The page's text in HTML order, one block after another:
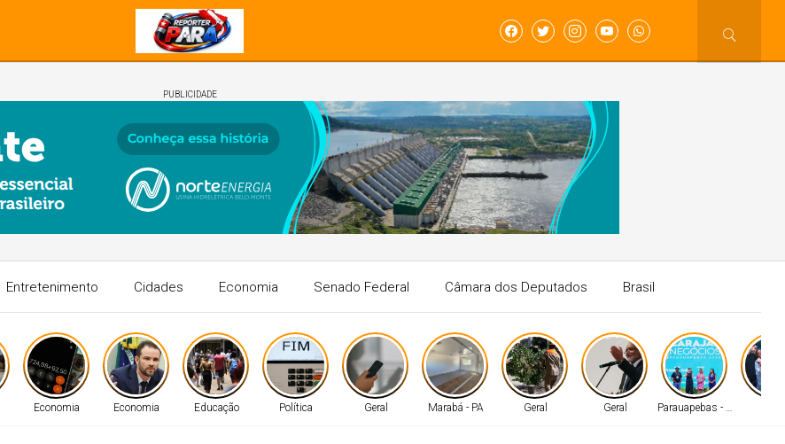
PUBLICIDADE
Entretenimento Cidades Economia Senado Federal Câmara dos Deputados Brasil
Economia Economia Educação Política Geral Marabá - PA Geral Geral Parauapebas - PA